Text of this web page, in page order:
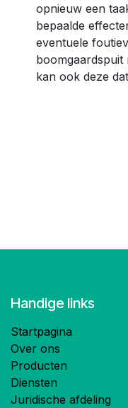
opnieuw een
bepaalde
eventuele
boomgaardspuit
kan ook deze
Handige links
Startpagina
Over ons
Producten
Diensten
Juridische afdeling